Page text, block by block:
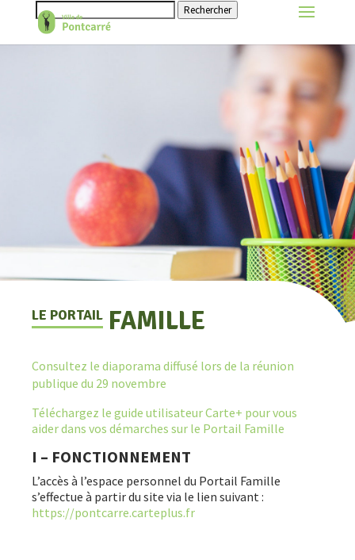
Rechercher
LE PORTAIL FAMILLE
Consultez le diaporama diffusé lors de la réunion
publique du 29 novembre
Téléchargez le guide utilisateur Carte+ pour vous
aider dans vos démarches sur le Portail Famille
I – FONCTIONNEMENT
L’accès à l’espace personnel du Portail Famille
s’effectue à partir du site via le lien suivant :
https://pontcarre.carteplus.fr